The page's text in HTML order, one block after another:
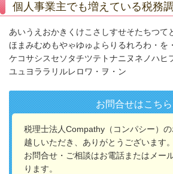
個人事業主でも増えている税務
あいうえおかきくけこさしすせそたちつて
ほまみむめもやゃゆゅよらりるれろわ・を
ケコサシスセソタチツテトナニヌネノハヒ
ユュヨララリルレロワ・ヲ・ン
お問合せはこちら
税理士法人Compathy（コンパシー）
越しいただき、ありがとうございます。
お問合せ・ご相談はお電話またはメー
ります。